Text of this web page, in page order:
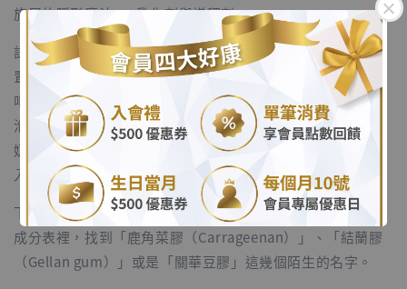
.
.
施展的隱形魔法——乳化劑與增稠劑。
試著想像一下，如果你自己在家裡把堅果或燕麥打成汁，靜
置一段時間後，水分和殘渣一定會自然沉澱、上下分離，對
吧？而且喝起來水水的，根本拉不出咖啡廳裡那種美麗的奶
泡。為了讓植物奶在貨架上看起來均勻完美，並且擁有像牛
奶一樣濃郁、滑順、可以打奶泡的質地，廠商必須在裡面加
入特定的食品添加物。
下次去超市，請翻開背面的標示。你很可能會在密密麻麻的
成分表裡，找到「鹿角菜膠（Carrageenan）」、「結蘭膠
（Gellan gum）」或是「關華豆膠」這幾個陌生的名字。